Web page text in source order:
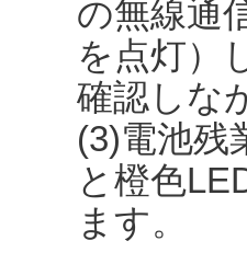
の無線通
を点灯）
確認しな
(3)電池残
と橙色
ます。